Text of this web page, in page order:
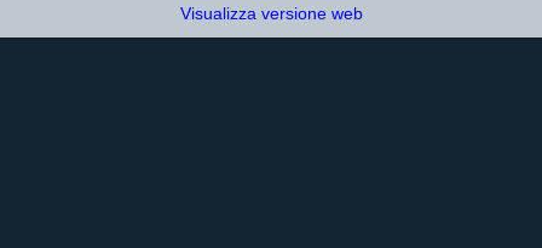
Visualizza versione web